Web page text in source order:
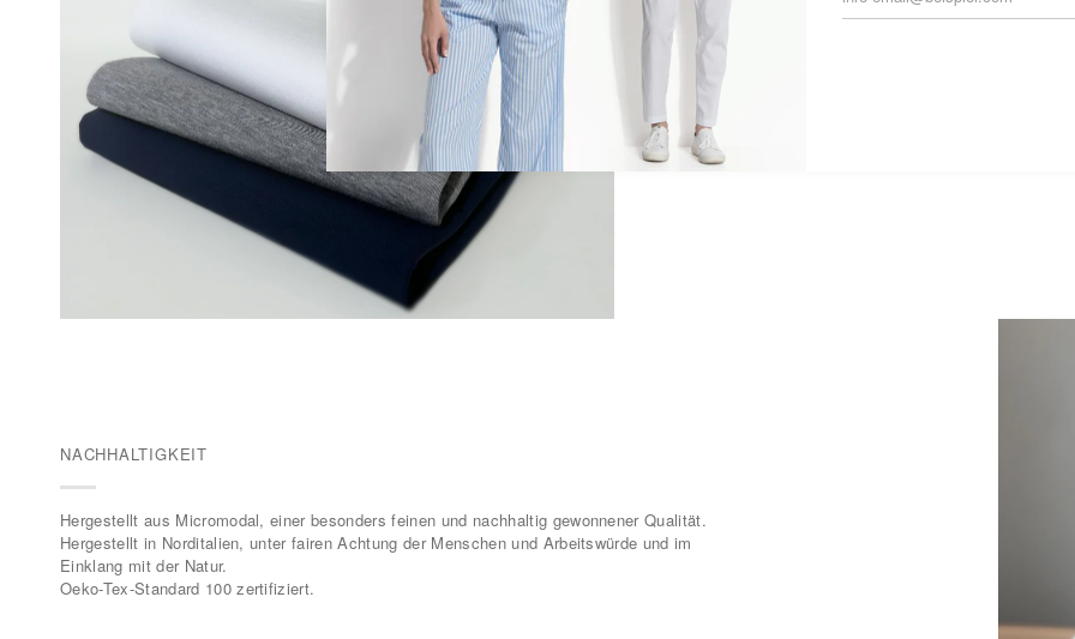
Weiche, natürliche und
formbeständig. Schnell
NACHHALTIGKEIT
Hergestellt aus Micromodal, einer besonders feinen und nachhaltig gewonnener Qualität.
Hergestellt in Norditalien, unter fairen Achtung der Menschen und Arbeitswürde und im
Einklang mit der Natur.
Oeko-Tex-Standard 100 zertifiziert.